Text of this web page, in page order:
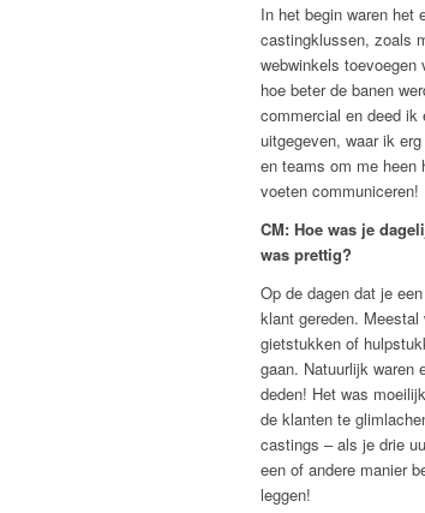
In het begin waren het
castingklussen, zoals
webwinkels toevoegen
hoe beter de banen
commercial en deed ik
uitgegeven, waar ik
en teams om me heen
voeten communiceren!
CM: Hoe was je
was prettig?
Op de dagen dat je
klant gereden.
gietstukken of
gaan. Natuurlijk waren
deden! Het was
de klanten te
castings – als je drie
een of andere manier
leggen!